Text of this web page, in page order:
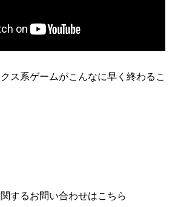
ス系ゲームがこんなに早く終わるこ
するお問い合わせはこちら